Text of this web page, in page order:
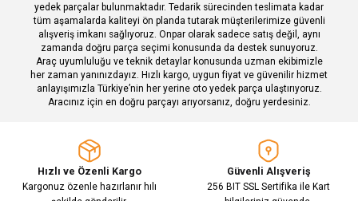
Gönder
yedek parçalar bulunmaktadır. Tedarik sürecinden teslimata kadar
tüm aşamalarda kaliteyi ön planda tutarak müşterilerimize güvenli
alışveriş imkanı sağlıyoruz. Onpar olarak sadece satış değil, aynı
zamanda doğru parça seçimi konusunda da destek sunuyoruz.
Araç uyumluluğu ve teknik detaylar konusunda uzman ekibimizle
her zaman yanınızdayız. Hızlı kargo, uygun fiyat ve güvenilir hizmet
anlayışımızla Türkiye’nin her yerine oto yedek parça ulaştırıyoruz.
Aracınız için en doğru parçayı arıyorsanız, doğru yerdesiniz.
Hızlı ve Özenli Kargo
Kargonuz özenle hazırlanır hılı
Güvenli Alışveriş
256 BIT SSL Sertifika ile Kart